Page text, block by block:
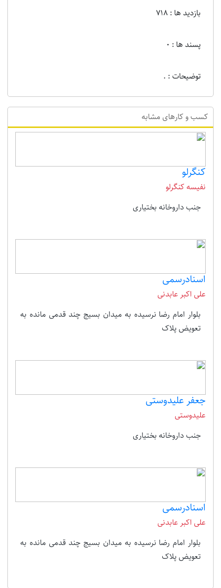
بازدید ها : 718
پسند ها : 0
توضیحات : .
کسب و کارهای مشابه
کنگرلو
نفیسه کنگرلو
جنب داروخانه بختیاری
اسنادرسمی
علی اکبر عابدنی
بلوار امام رضا نرسیده به میدان بسیج چند قدمی مانده به
تعویض پلاک
جعفر علیدوستی
علیدوستی
جنب داروخانه بختیاری
اسنادرسمی
علی اکبر عابدنی
بلوار امام رضا نرسیده به میدان بسیج چند قدمی مانده به
تعویض پلاک